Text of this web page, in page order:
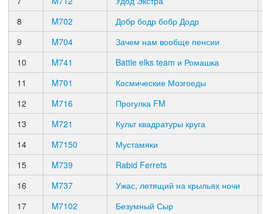
8
M702
Добр бодр бобр Додр
9
M704
Зачем нам вообще пенсии
10
M741
Battle elks team и Ромашка
11
M701
Космические Мозгоеды
12
M716
Прогулка FM
13
M721
Культ квадратуры круга
14
M7150
Мустамяки
15
M739
Rabid Ferrets
16
M737
Ужас, летящий на крыльях ночи
17
M7102
Безумный Сыр